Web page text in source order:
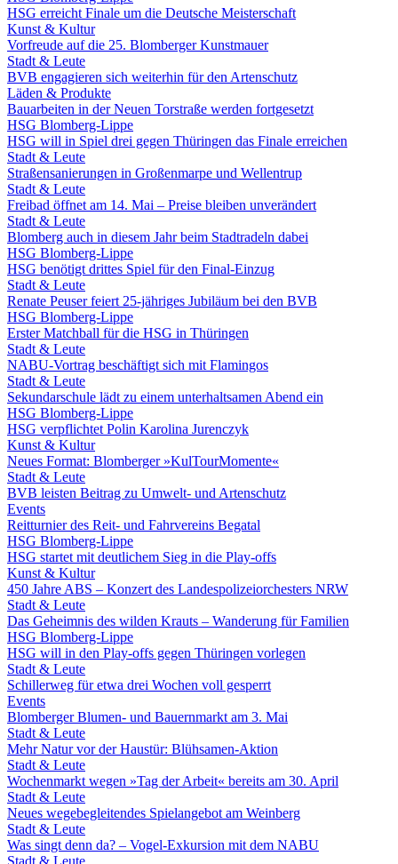
HSG erreicht Finale um die Deutsche Meisterschaft
Kunst & Kultur
Vorfreude auf die 25. Blomberger Kunstmauer
Stadt & Leute
BVB engagieren sich weiterhin für den Artenschutz
Läden & Produkte
Bauarbeiten in der Neuen Torstraße werden fortgesetzt
HSG Blomberg-Lippe
HSG will in Spiel drei gegen Thüringen das Finale erreichen
Stadt & Leute
Straßensanierungen in Großenmarpe und Wellentrup
Stadt & Leute
Freibad öffnet am 14. Mai – Preise bleiben unverändert
Stadt & Leute
Blomberg auch in diesem Jahr beim Stadtradeln dabei
HSG Blomberg-Lippe
HSG benötigt drittes Spiel für den Final-Einzug
Stadt & Leute
Renate Peuser feiert 25-jähriges Jubiläum bei den BVB
HSG Blomberg-Lippe
Erster Matchball für die HSG in Thüringen
Stadt & Leute
NABU-Vortrag beschäftigt sich mit Flamingos
Stadt & Leute
Sekundarschule lädt zu einem unterhaltsamen Abend ein
HSG Blomberg-Lippe
HSG verpflichtet Polin Karolina Jurenczyk
Kunst & Kultur
Neues Format: Blomberger »KulTourMomente«
Stadt & Leute
BVB leisten Beitrag zu Umwelt- und Artenschutz
Events
Reitturnier des Reit- und Fahrvereins Begatal
HSG Blomberg-Lippe
HSG startet mit deutlichem Sieg in die Play-offs
Kunst & Kultur
450 Jahre ABS – Konzert des Landespolizeiorchesters NRW
Stadt & Leute
Das Geheimnis des wilden Krauts – Wanderung für Familien
HSG Blomberg-Lippe
HSG will in den Play-offs gegen Thüringen vorlegen
Stadt & Leute
Schillerweg für etwa drei Wochen voll gesperrt
Events
Blomberger Blumen- und Bauernmarkt am 3. Mai
Stadt & Leute
Mehr Natur vor der Haustür: Blühsamen-Aktion
Stadt & Leute
Wochenmarkt wegen »Tag der Arbeit« bereits am 30. April
Stadt & Leute
Neues wegebegleitendes Spielangebot am Weinberg
Stadt & Leute
Was singt denn da? – Vogel-Exkursion mit dem NABU
Stadt & Leute